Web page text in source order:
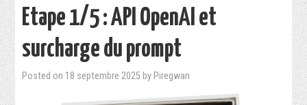
Etape 1/5 : API OpenAI et
surcharge du prompt
Posted on 18 septembre 2025 by Piregwan